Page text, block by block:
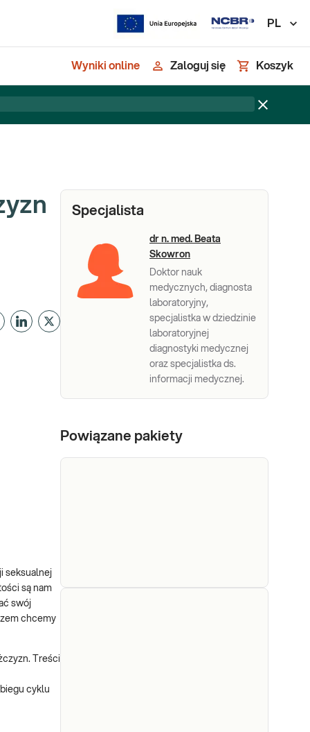
PL
Wyniki online Zaloguj się Koszyk
seksualnej
są nam
swój
chcemy
Treści
cyklu
Specjalista
dr n. med. Beata
Skowron
Doktor nauk
medycznych, diagnosta
laboratoryjny,
specjalistka w dziedzinie
laboratoryjnej
diagnostyki medycznej
oraz specjalistka ds.
informacji medycznej.
Powiązane pakiety